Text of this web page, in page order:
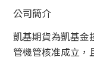
公司簡介
凱基期貨為凱基金
管機管核准成立，